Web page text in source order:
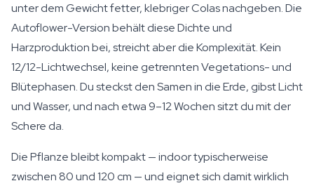
unter dem Gewicht fetter, klebriger Colas nachgeben. Die
Autoflower-Version behält diese Dichte und
Harzproduktion bei, streicht aber die Komplexität. Kein
12/12-Lichtwechsel, keine getrennten Vegetations- und
Blütephasen. Du steckst den Samen in die Erde, gibst Licht
und Wasser, und nach etwa 9–12 Wochen sitzt du mit der
Schere da.
Die Pflanze bleibt kompakt — indoor typischerweise
zwischen 80 und 120 cm — und eignet sich damit wirklich